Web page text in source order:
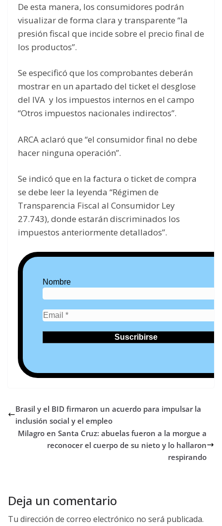
De esta manera, los consumidores podrán
visualizar de forma clara y transparente “la
presión fiscal que incide sobre el precio final de
los productos”.
Se especificó que los comprobantes deberán
mostrar en un apartado del ticket el desglose
del IVA y los impuestos internos en el campo
“Otros impuestos nacionales indirectos”.
ARCA aclaró que “el consumidor final no debe
hacer ninguna operación”.
Se indicó que en la factura o ticket de compra
se debe leer la leyenda “Régimen de
Transparencia Fiscal al Consumidor Ley
27.743), donde estarán discriminados los
impuestos anteriormente detallados”.
Nombre
Brasil y el BID firmaron un acuerdo para impulsar la
inclusión social y el empleo
Milagro en Santa Cruz: abuelas fueron a la morgue a
reconocer el cuerpo de su nieto y lo hallaron
respirando
Deja un comentario
Tu dirección de correo electrónico no será publicada.